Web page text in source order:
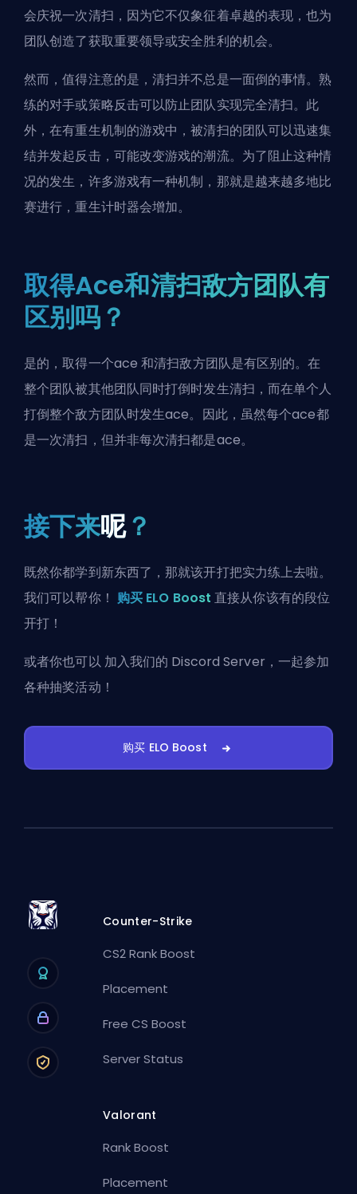
会庆祝一次清扫，因为它不仅象征着卓越的表现，也为
团队创造了获取重要领导或安全胜利的机会。
然而，值得注意的是，清扫并不总是一面倒的事情。熟
练的对手或策略反击可以防止团队实现完全清扫。此
外，在有重生机制的游戏中，被清扫的团队可以迅速集
结并发起反击，可能改变游戏的潮流。为了阻止这种情
况的发生，许多游戏有一种机制，那就是越来越多地比
赛进行，重生计时器会增加。
取得Ace和清扫敌方团队有
区别吗？
是的，取得一个ace 和清扫敌方团队是有区别的。在
整个团队被其他团队同时打倒时发生清扫，而在单个人
打倒整个敌方团队时发生ace。因此，虽然每个ace都
是一次清扫，但并非每次清扫都是ace。
接下来呢？
既然你都学到新东西了，那就该开打把实力练上去啦。
我们可以帮你！ 购买 ELO Boost 直接从你该有的段位
开打！
或者你也可以 加入我们的 Discord Server ，一起参加
各种抽奖活动！
购买 ELO Boost
Counter-Strike
CS2 Rank Boost
Placement
Free CS Boost
Server Status
Valorant
Rank Boost
Placement